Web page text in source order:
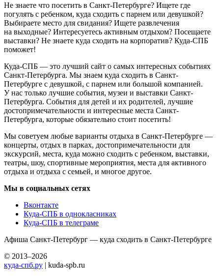
Не знаете что посетить в Санкт-Петербурге? Ищете где
погулять с ребенком, куда сходить с парнем или девушкой?
Выбираете место для свидания? Ищете развлечения
на выходные? Интересуетесь активным отдыхом? Посещаете
выставки? Не знаете куда сходить на корпоратив? Куда-СПБ
поможет!
Куда-СПБ — это лучший сайт о самых интересных событиях
Санкт-Петербурга. Мы знаем куда сходить в Санкт-
Петербурге с девушкой, с парнем или большой компанией.
У нас только лучшие события, музеи и выставки Санкт-
Петербурга. События для детей и их родителей, лучшие
достопримечательности и интересные места Санкт-
Петербурга, которые обязательно стоит посетить!
Мы советуем любые варианты отдыха в Санкт-Петербурге —
концерты, отдых в парках, достопримечательности для
экскурсий, места, куда можно сходить с ребенком, выставки,
театры, шоу, спортивные мероприятия, места для активного
отдыха и отдыха с семьей, и многое другое.
Мы в социальных сетях
Вконтакте
Куда-СПБ в однокласниках
Куда-СПБ в телеграме
Афиша Санкт-Петербург — куда сходить в Санкт-Петербурге
© 2013–2026
куда-спб.ру | kuda-spb.ru